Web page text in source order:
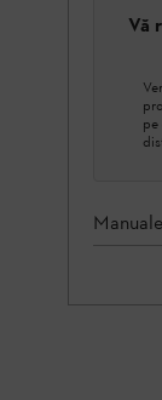
Vă
pe